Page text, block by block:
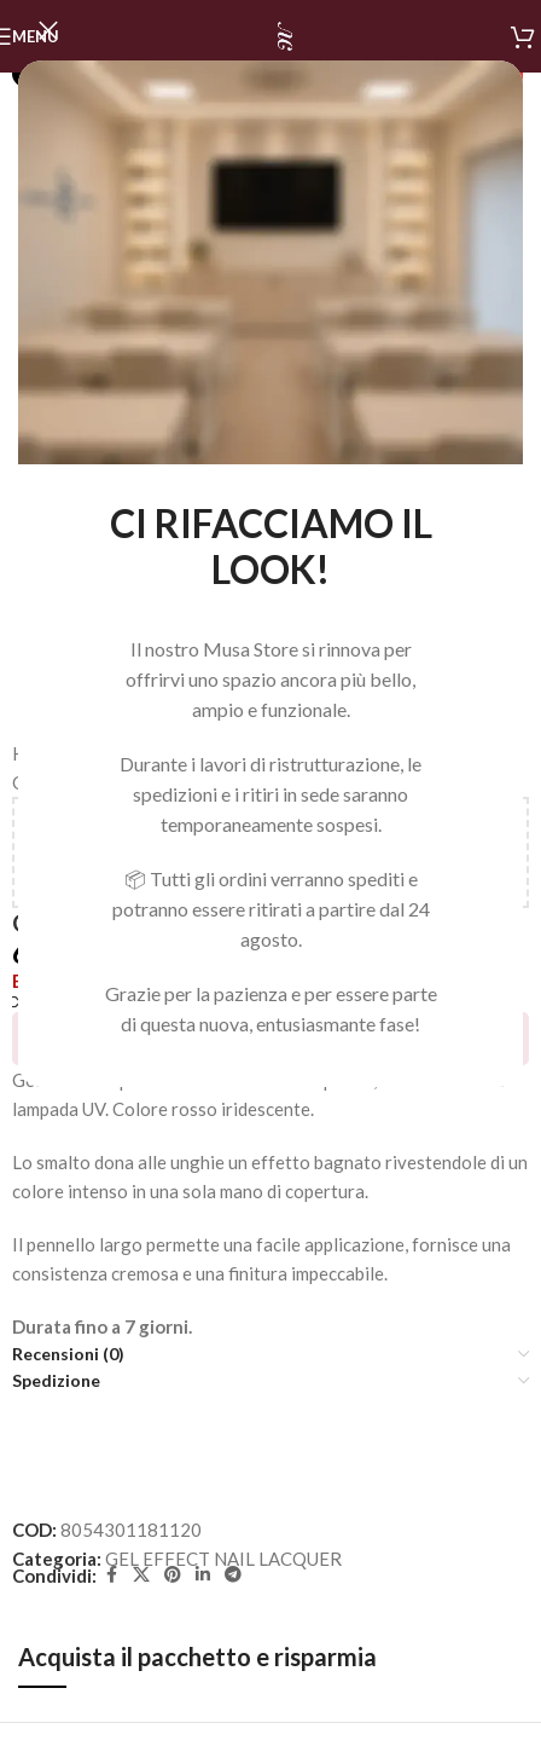
CI RIFACCIAMO IL
LOOK!
Il nostro Musa Store si rinnova per
offrirvi uno spazio ancora più bello,
ampio e funzionale.
Durante i lavori di ristrutturazione, le
spedizioni e i ritiri in sede saranno
temporaneamente sospesi.
📦 Tutti gli ordini verranno spediti e
potranno essere ritirati a partire dal 24
agosto.
Grazie per la pazienza e per essere parte
di questa nuova, entusiasmante fase!
MENU
Home LINEA NAILS / SMALTI PER UNGHIE
GEL EFFECT NAIL LACQUER
150,00€al carrello e ottieni la spedizione
GEL EFFECT 02
6,90
Esaurito
Confronta
Aggiungi alla lista dei desideri
Persone che guardano questo prodotto ora!
Gel manicure professionale lucido e di qualità, si utilizza senza
lampada UV. Colore rosso iridescente.
Lo smalto dona alle unghie un effetto bagnato rivestendole di un
colore intenso in una sola mano di copertura.
Il pennello largo permette una facile applicazione, fornisce una
consistenza cremosa e una finitura impeccabile.
Durata fino a 7 giorni.
Recensioni (0)
Spedizione
COD: 8054301181120
Categoria: GEL EFFECT NAIL LACQUER
Condividi:
Acquista il pacchetto e risparmia